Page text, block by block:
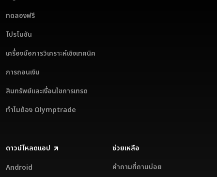
ทดลองฟรี
โปรโมชัน
เครื่องมือการวิเคราะห์เชิงเทคนิค
การถอนเงิน
สินทรัพย์และเงื่อนไขการเทรด
ทำไมต้อง Olymptrade
ดาวน์โหลดแอป
Android
ช่วยเหลือ
คำถามที่ถามบ่อย